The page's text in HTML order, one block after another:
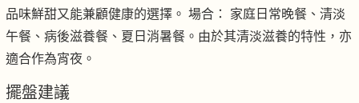
品味鮮甜又能兼顧健康的選擇。 場合： 家庭日常晚餐、清淡
午餐、病後滋養餐、夏日消暑餐。由於其清淡滋養的特性，亦
適合作為宵夜。
擺盤建議